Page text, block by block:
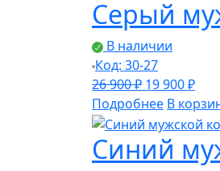
26
900 ₽.
900
Серый
В наличии
Код: 30-27
26 900₽
цена
составляла
26
900 ₽.
19 900₽
19
900
Подробнее В
Синий